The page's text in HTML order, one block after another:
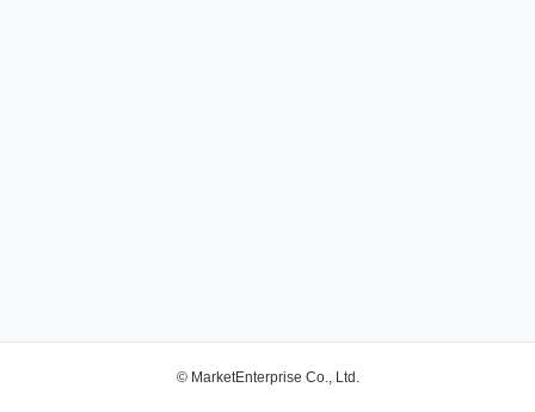
© MarketEnterprise Co., Ltd.